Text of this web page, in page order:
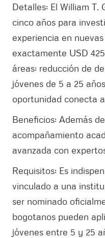
Detalles: El William
cinco años para
experiencia en
exactamente USD
áreas: reducción de
jóvenes de 5 a 25
oportunidad conecta
Beneficios: Además
acompañamiento
avanzada con
Requisitos: Es
vinculado a una
ser nominado
bogotanos pueden
jóvenes entre 5 y 25